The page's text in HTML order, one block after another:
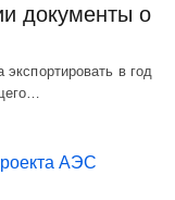
документы о
в год